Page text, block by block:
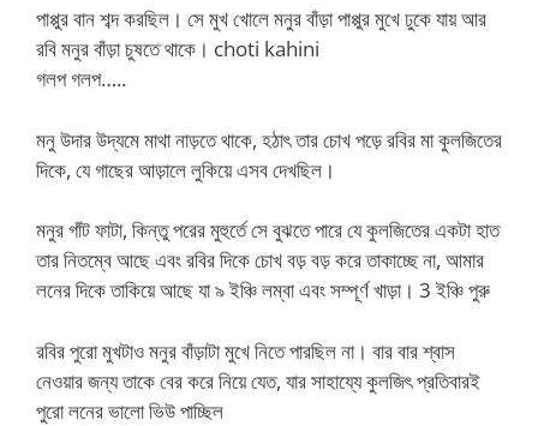
পাপ্পুর বান শব্দ করছিল। সে মুখ খোলে মনুর বাঁড়া পাপ্পুর মুখে ঢুকে যায় আর
রবি মনুর বাঁড়া চুষতে থাকে। choti kahini
গলপ গলপ…..
মনু উদার উদ্যমে মাথা নাড়তে থাকে, হঠাৎ তার চোখ পড়ে রবির মা কুলজিতের
দিকে, যে গাছের আড়ালে লুকিয়ে এসব দেখছিল।
মনুর গাঁট ফাটা, কিন্তু পরের মুহুর্তে সে বুঝতে পারে যে কুলজিতের একটা হাত
তার নিতম্বে আছে এবং রবির দিকে চোখ বড় বড় করে তাকাচ্ছে না, আমার
লনের দিকে তাকিয়ে আছে যা ৯ ইঞ্চি লম্বা এবং সম্পূর্ণ খাড়া। 3 ইঞ্চি পুরু
রবির পুরো মুখটাও মনুর বাঁড়াটা মুখে নিতে পারছিল না। বার বার শ্বাস
নেওয়ার জন্য তাকে বের করে নিয়ে যেত, যার সাহায্যে কুলজিৎ প্রতিবারই
পুরো লনের ভালো ভিউ পাচ্ছিল